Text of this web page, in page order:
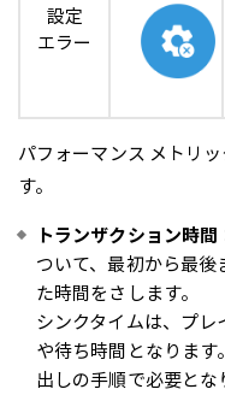
設定
エラー
パフォーマンス メトリ
す。
トランザクション時間
ついて、最初から最
た時間をさします。
シンクタイムは、プ
や待ち時間となります。
出しの手順で必要とな